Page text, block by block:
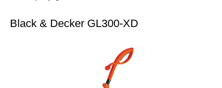
Black & Decker GL300-XD